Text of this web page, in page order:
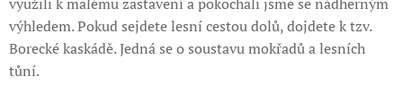
výhledem. Pokud sejdete lesní cestou dolů, dojdete k tzv.
Borecké kaskádě. Jedná se o soustavu mokřadů a lesních
tůní.